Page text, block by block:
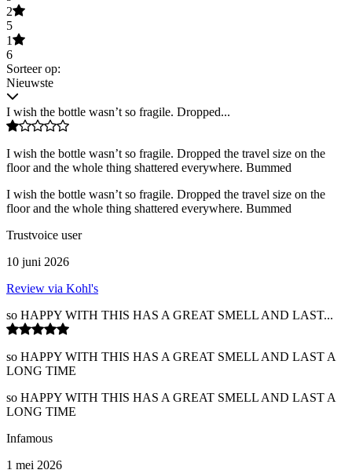
2
5
1
6
Sorteer op:
Nieuwste
I wish the bottle wasn’t so fragile. Dropped...
I wish the bottle wasn’t so fragile. Dropped the travel size on the
floor and the whole thing shattered everywhere. Bummed
I wish the bottle wasn’t so fragile. Dropped the travel size on the
floor and the whole thing shattered everywhere. Bummed
Trustvoice user
10 juni 2026
Review via Kohl's
so HAPPY WITH THIS HAS A GREAT SMELL AND LAST...
so HAPPY WITH THIS HAS A GREAT SMELL AND LAST A
LONG TIME
so HAPPY WITH THIS HAS A GREAT SMELL AND LAST A
LONG TIME
Infamous
1 mei 2026